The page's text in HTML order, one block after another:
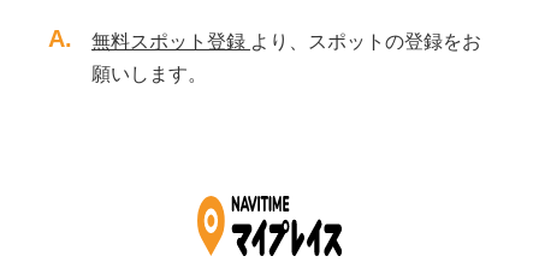
A. 無料スポット登録 より、スポットの登録をお
願いします。